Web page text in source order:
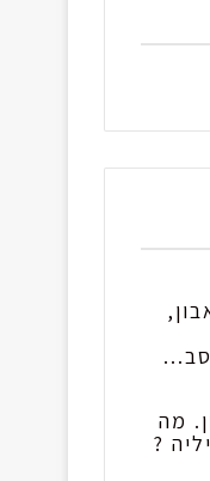
מה
?